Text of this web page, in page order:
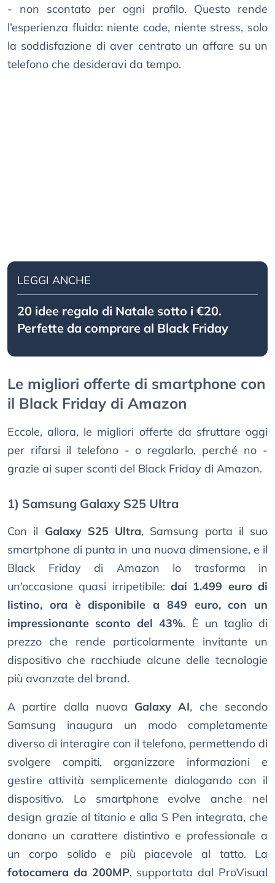
- non scontato per ogni profilo. Questo rende
l’esperienza fluida: niente code, niente stress, solo
la soddisfazione di aver centrato un affare su un
telefono che desideravi da tempo.
LEGGI ANCHE
20 idee regalo di Natale sotto i €20.
Perfette da comprare al Black Friday
Le migliori offerte di smartphone con
il Black Friday di Amazon
Eccole, allora, le migliori offerte da sfruttare oggi
per rifarsi il telefono - o regalarlo, perché no -
grazie ai super sconti del Black Friday di Amazon.
1) Samsung Galaxy S25 Ultra
Con il Galaxy S25 Ultra, Samsung porta il suo
smartphone di punta in una nuova dimensione, e il
Black Friday di Amazon lo trasforma in
un’occasione quasi irripetibile: dai 1.499 euro di
listino, ora è disponibile a 849 euro, con un
impressionante sconto del 43%. È un taglio di
prezzo che rende particolarmente invitante un
dispositivo che racchiude alcune delle tecnologie
più avanzate del brand.
A partire dalla nuova Galaxy AI, che secondo
Samsung inaugura un modo completamente
diverso di interagire con il telefono, permettendo di
svolgere compiti, organizzare informazioni e
gestire attività semplicemente dialogando con il
dispositivo. Lo smartphone evolve anche nel
design grazie al titanio e alla S Pen integrata, che
donano un carattere distintivo e professionale a
un corpo solido e più piacevole al tatto. La
fotocamera da 200MP, supportata dal ProVisual